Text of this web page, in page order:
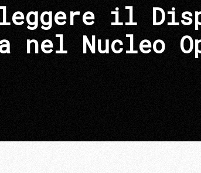
il
nel Nucleo